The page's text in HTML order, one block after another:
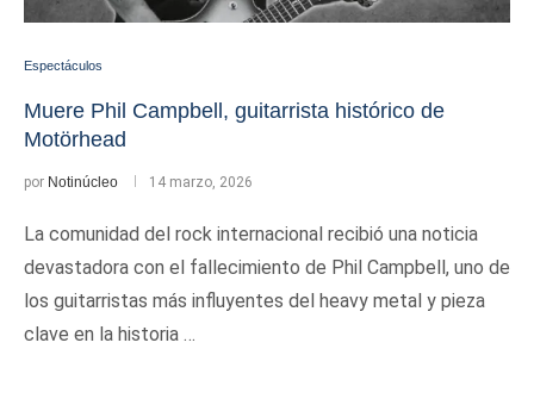
Espectáculos
Muere Phil Campbell, guitarrista histórico de
Motörhead
por Notinúcleo 14 marzo, 2026
La comunidad del rock internacional recibió una noticia
devastadora con el fallecimiento de Phil Campbell, uno de
los guitarristas más influyentes del heavy metal y pieza
clave en la historia …